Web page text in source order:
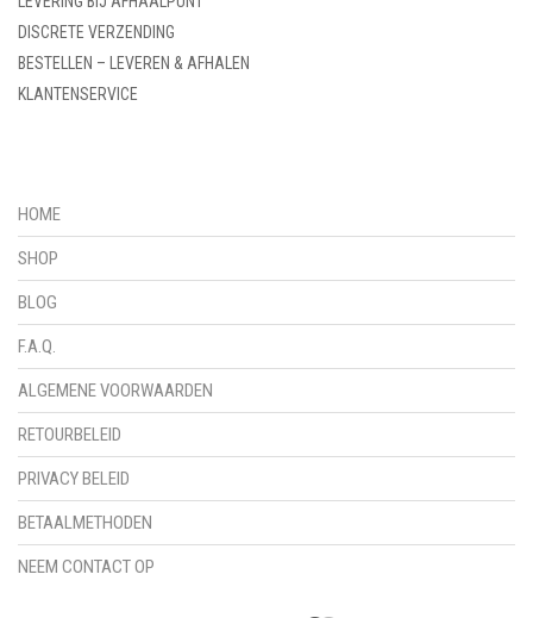
DISCRETE VERZENDING
BESTELLEN – LEVEREN & AFHALEN
KLANTENSERVICE
HOME
SHOP
BLOG
F.A.Q.
ALGEMENE VOORWAARDEN
RETOURBELEID
PRIVACY BELEID
BETAALMETHODEN
NEEM CONTACT OP